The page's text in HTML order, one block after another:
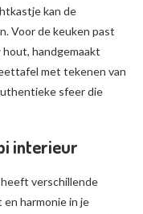
kan de
Voor de keuken past
hout, handgemaakt
met tekenen van
sfeer die
interieur
verschillende
harmonie in je